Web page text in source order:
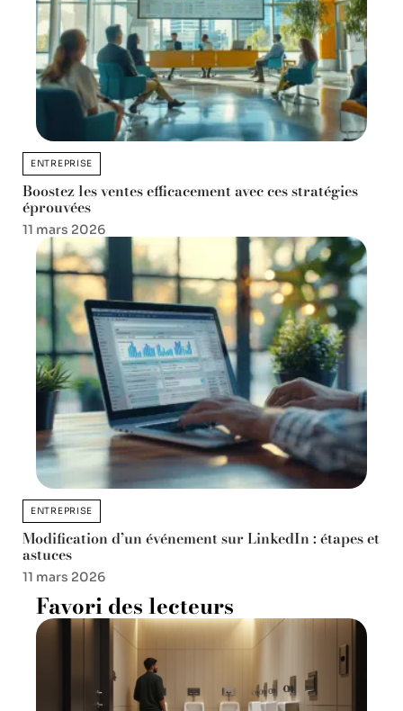
ENTREPRISE
Boostez les ventes efficacement avec ces stratégies
éprouvées
11 mars 2026
ENTREPRISE
Modification d’un événement sur LinkedIn : étapes et
astuces
11 mars 2026
Favori des lecteurs